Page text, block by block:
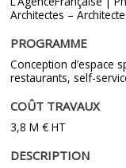
Architectes – Architecte
PROGRAMME
Conception d’espace
restaurants, self-
COÛT TRAVAUX
3,8 M € HT
DESCRIPTION